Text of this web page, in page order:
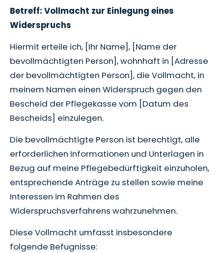
Betreff: Vollmacht zur Einlegung eines
Widerspruchs
Hiermit erteile ich, [Ihr Name], [Name der
bevollmächtigten Person], wohnhaft in [Adresse
der bevollmächtigten Person], die Vollmacht, in
meinem Namen einen Widerspruch gegen den
Bescheid der Pflegekasse vom [Datum des
Bescheids] einzulegen.
Die bevollmächtigte Person ist berechtigt, alle
erforderlichen Informationen und Unterlagen in
Bezug auf meine Pflegebedürftigkeit einzuholen,
entsprechende Anträge zu stellen sowie meine
Interessen im Rahmen des
Widerspruchsverfahrens wahrzunehmen.
Diese Vollmacht umfasst insbesondere
folgende Befugnisse: